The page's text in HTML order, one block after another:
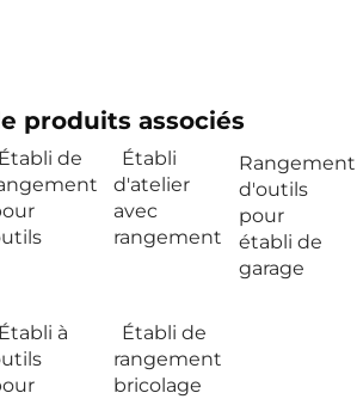
produits associés
Établi de
Établi
d'atelier
avec
rangement
Rangement
d'outils
pour
établi de
garage
Établi à
Établi de
rangement
bricolage